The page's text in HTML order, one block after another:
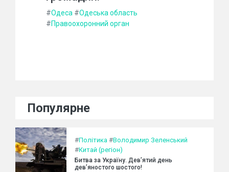
#Одеса #Одеська область
#Правоохоронний орган
Популярне
#Політика #Володимир Зеленський
#Китай (регіон)
Битва за Україну. Дев’ятий день
дев’яностого шостого!